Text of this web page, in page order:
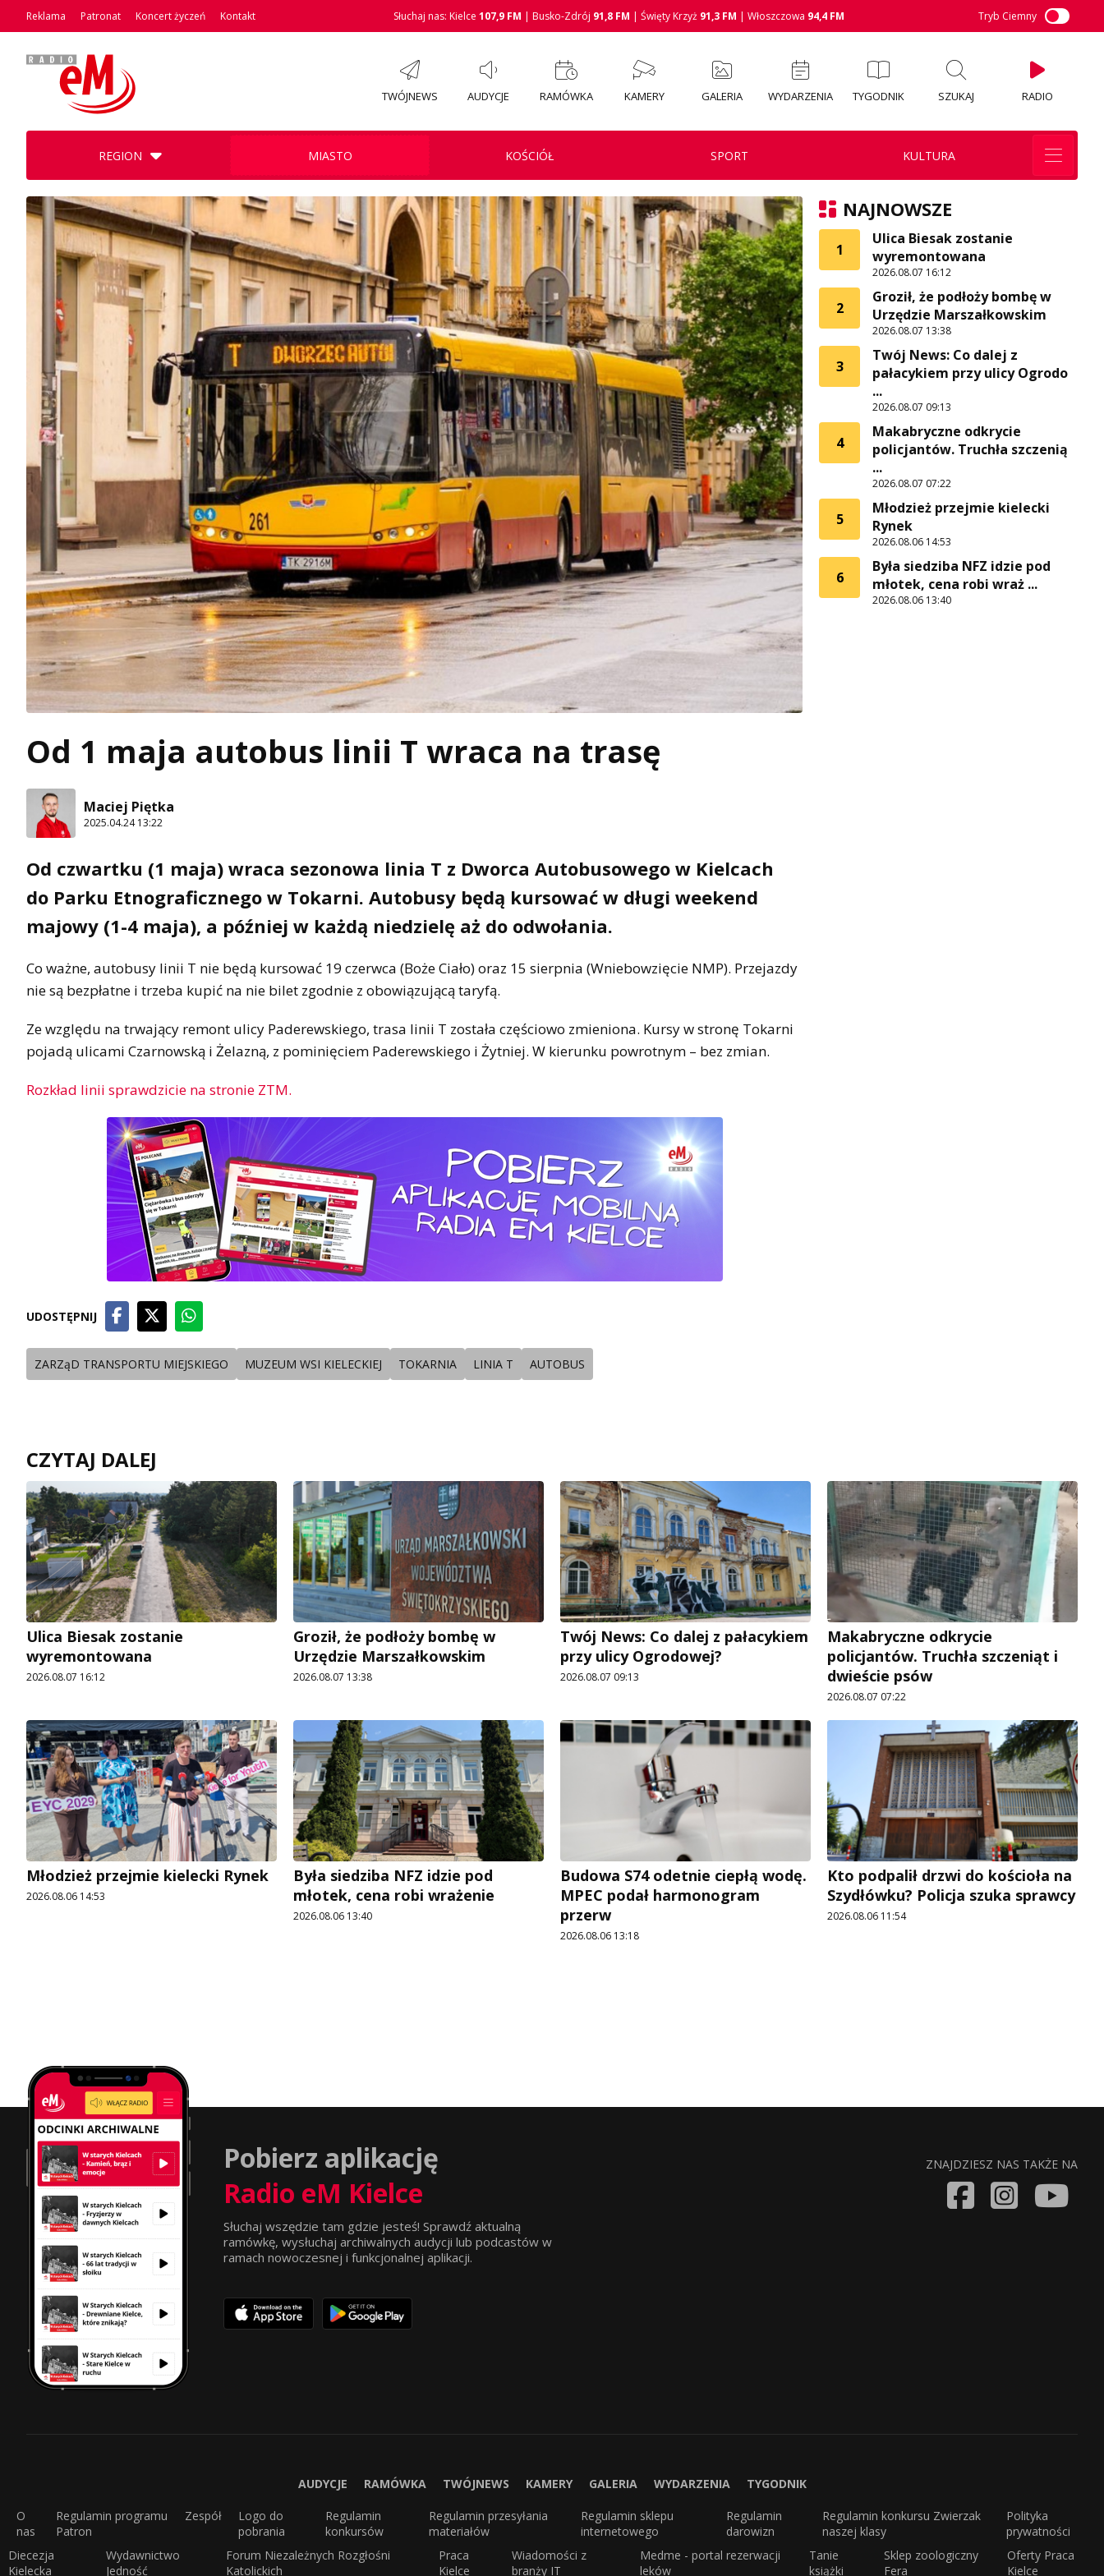
Reklama Patronat Koncert życzeń Kontakt Słuchaj nas: Kielce 107,9 FM | Busko-Zdrój 91,8 FM | Święty Krzyż 91,3 FM | Włoszczowa 94,4 FM Tryb Ciemny
TWÓJNEWS AUDYCJE RAMÓWKA KAMERY GALERIA WYDARZENIA TYGODNIK SZUKAJ RADIO
REGION MIASTO KOŚCIÓŁ SPORT KULTURA
Od 1 maja autobus linii T wraca na trasę
Maciej Piętka
2025.04.24 13:22
Od czwartku (1 maja) wraca sezonowa linia T z Dworca Autobusowego w Kielcach
do Parku Etnograficznego w Tokarni. Autobusy będą kursować w długi weekend
majowy (1-4 maja), a później w każdą niedzielę aż do odwołania.
Co ważne, autobusy linii T nie będą kursować 19 czerwca (Boże Ciało) oraz 15 sierpnia (Wniebowzięcie NMP). Przejazdy
nie są bezpłatne i trzeba kupić na nie bilet zgodnie z obowiązującą taryfą.
Ze względu na trwający remont ulicy Paderewskiego, trasa linii T została częściowo zmieniona. Kursy w stronę Tokarni
pojadą ulicami Czarnowską i Żelazną, z pominięciem Paderewskiego i Żytniej. W kierunku powrotnym – bez zmian.
Rozkład linii sprawdzicie na stronie ZTM.
UDOSTĘPNIJ
ZARZąD TRANSPORTU MIEJSKIEGO MUZEUM WSI KIELECKIEJ TOKARNIA LINIA T AUTOBUS
NAJNOWSZE
1
Ulica Biesak zostanie
wyremontowana
2026.08.07 16:12
2
Groził, że podłoży bombę w
Urzędzie Marszałkowskim
2026.08.07 13:38
3
Twój News: Co dalej z
pałacykiem przy ulicy Ogrodo
...
2026.08.07 09:13
4
Makabryczne odkrycie
policjantów. Truchła szczenią
...
2026.08.07 07:22
5
Młodzież przejmie kielecki
Rynek
2026.08.06 14:53
6
Była siedziba NFZ idzie pod
młotek, cena robi wraż ...
2026.08.06 13:40
CZYTAJ DALEJ
Ulica Biesak zostanie
wyremontowana
2026.08.07 16:12
Groził, że podłoży bombę w
Urzędzie Marszałkowskim
2026.08.07 13:38
Twój News: Co dalej z pałacykiem
przy ulicy Ogrodowej?
2026.08.07 09:13
Makabryczne odkrycie
policjantów. Truchła szczeniąt i
dwieście psów
2026.08.07 07:22
Młodzież przejmie kielecki Rynek
2026.08.06 14:53
Była siedziba NFZ idzie pod
młotek, cena robi wrażenie
2026.08.06 13:40
Budowa S74 odetnie ciepłą wodę.
MPEC podał harmonogram
przerw
2026.08.06 13:18
Kto podpalił drzwi do kościoła na
Szydłówku? Policja szuka sprawcy
2026.08.06 11:54
Pobierz aplikację
Radio eM Kielce
Słuchaj wszędzie tam gdzie jesteś! Sprawdź aktualną
ramówkę, wysłuchaj archiwalnych audycji lub podcastów w
ramach nowoczesnej i funkcjonalnej aplikacji.
ZNAJDZIESZ NAS TAKŻE NA
AUDYCJE RAMÓWKA TWÓJNEWS KAMERY GALERIA WYDARZENIA TYGODNIK
O
nas
Regulamin programu
Patron
Zespół
Logo do
pobrania
Regulamin
konkursów
Regulamin przesyłania
materiałów
Regulamin sklepu
internetowego
Regulamin
darowizn
Regulamin konkursu Zwierzak
naszej klasy
Polityka
prywatności
Diecezja
Kielecka
Wydawnictwo
Jedność
Forum Niezależnych Rozgłośni
Katolickich
Praca
Kielce
Wiadomości z
branży IT
Medme - portal rezerwacji
leków
Tanie
książki
Sklep zoologiczny
Fera
Oferty Praca
Kielce